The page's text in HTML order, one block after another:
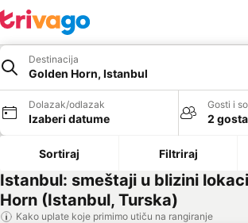
Destinacija
Golden Horn, Istanbul
Dolazak/odlazak
Izaberi datume
Gosti i
2
Sortiraj Filtriraj
Istanbul: smeštaji u blizini
Horn (Istanbul, Turska)
Kako uplate koje primimo utiču na rangiranje